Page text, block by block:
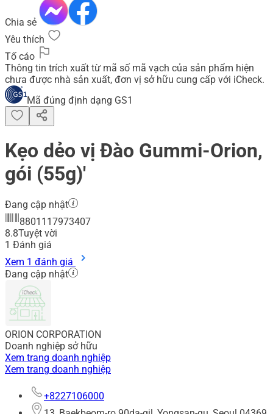
Chia sẻ
Yêu thích
Tố cáo
Thông tin trích xuất từ mã số mã vạch của sản phẩm hiện
chưa được nhà sản xuất, đơn vị sở hữu cung cấp với iCheck.
Mã đúng định dạng GS1
Kẹo dẻo vị Đào Gummi-Orion,
gói (55g)'
Đang cập nhật
8801117973407
8.8Tuyệt vời
1 Đánh giá
Xem 1 đánh giá
Đang cập nhật
ORION CORPORATION
Doanh nghiệp sở hữu
Xem trang doanh nghiệp
Xem trang doanh nghiệp
+8227106000